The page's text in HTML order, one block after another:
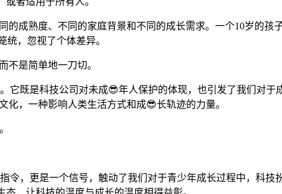
成熟度、不同的家庭背景和不同的成长需求。一个10岁的孩
统，忽视了个体差异。
不是简单地一刀切。
它既是科技公司对未成😎年人保护的体现，也引发了我们对
，一种影响人类生活方式和成😎长轨迹的力量。
令，更是一个信号，触动了我们对于青少年成长过程中，科